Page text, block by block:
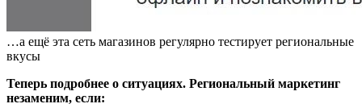
…а ещё эта сеть магазинов регулярно тестирует региональные
вкусы
Теперь подробнее о ситуациях. Региональный маркетинг
незаменим, если: